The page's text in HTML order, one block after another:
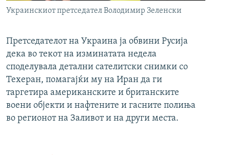
Украинскиот претседател Володимир Зеленски
Претседателот на Украина ја обвини Русија
дека во текот на изминатата недела
споделувала детални сателитски снимки со
Техеран, помагајќи му на Иран да ги
таргетира американските и британските
воени објекти и нафтените и гасните полиња
во регионот на Заливот и на други места.